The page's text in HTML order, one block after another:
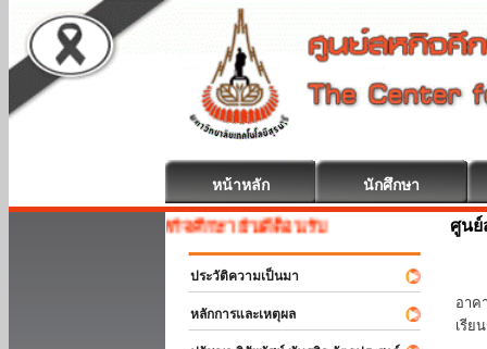
หน้าหลัก นักศึกษา
สหกิจศึกษา ยินดีต้อนรับ
ประวัติความเป็นมา
หลักการและเหตุผล
ศูน
อาค
เรีย